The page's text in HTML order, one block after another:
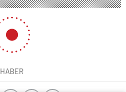
HABER